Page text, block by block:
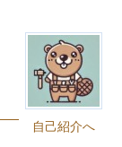
自己紹介へ